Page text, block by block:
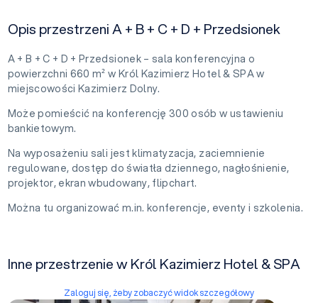
Opis przestrzeni A + B + C + D + Przedsionek
A + B + C + D + Przedsionek – sala konferencyjna o
powierzchni 660 m² w Król Kazimierz Hotel & SPA w
miejscowości Kazimierz Dolny.
Może pomieścić na konferencję 300 osób w ustawieniu
bankietowym.
Na wyposażeniu sali jest klimatyzacja, zaciemnienie
regulowane, dostęp do światła dziennego, nagłośnienie,
projektor, ekran wbudowany, flipchart.
Można tu organizować m.in. konferencje, eventy i szkolenia.
Inne przestrzenie w Król Kazimierz Hotel & SPA
Zaloguj się, żeby zobaczyć widok szczegółowy